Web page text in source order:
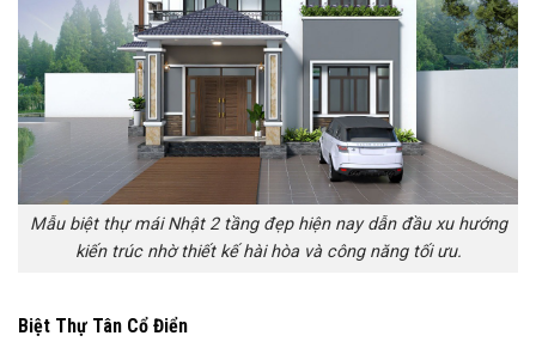
Mẫu biệt thự mái Nhật 2 tầng đẹp hiện nay dẫn đầu xu hướng
kiến trúc nhờ thiết kế hài hòa và công năng tối ưu.
Biệt Thự Tân Cổ Điển